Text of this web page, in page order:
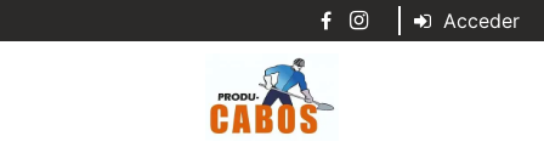
Acceder